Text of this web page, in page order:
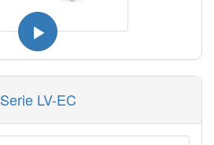
Serie LV-EC